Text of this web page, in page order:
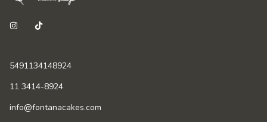
5491134148924
11 3414-8924
info@fontanacakes.com